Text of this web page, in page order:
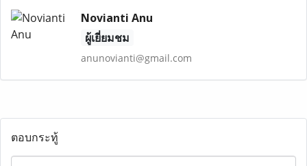
Novianti Anu
ผู้เยี่ยมชม
anunovianti@gmail.com
ตอบกระทู้